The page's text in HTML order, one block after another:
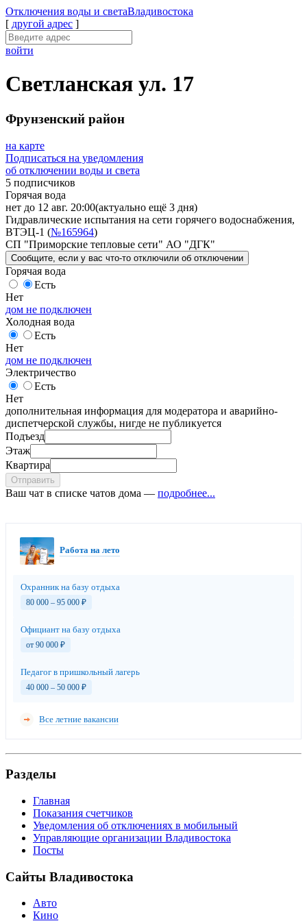
Отключения воды и светаВладивостока
[ другой адрес ]
войти
Светланская ул. 17
Фрунзенский район
на карте
Подписаться на уведомления
об отключении воды и света
5 подписчиков
Горячая вода
нет до 12 авг. 20:00(актуально ещё 3 дня)
Гидравлические испытания на сети горячего водоснабжения,
ВТЭЦ-1 (№165964)
СП "Приморские тепловые сети" АО "ДГК"
Сообщите , если у вас что-то отключили об отключении
Горячая вода
Есть
Нет
дом не подключен
Холодная вода
Есть
Нет
дом не подключен
Электричество
Есть
Нет
дополнительная информация для модератора и аварийно-
диспетчерской службы, нигде не публикуется
Подъезд
Этаж
Квартира
Отправить
Ваш чат в списке чатов дома — подробнее...
Работа на лето
Охранник на базу отдыха
80 000 – 95 000 ₽
Официант на базу отдыха
от 90 000 ₽
Педагог в пришкольный лагерь
40 000 – 50 000 ₽
Все летние вакансии
Разделы
Главная
Показания счетчиков
Уведомления об отключениях в мобильный
Управляющие организации Владивостока
Посты
Сайты Владивостока
Авто
Кино